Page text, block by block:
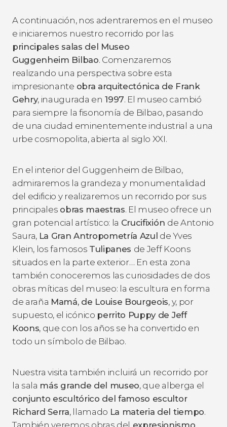
A continuación, nos adentraremos en el museo
e iniciaremos nuestro recorrido por las
principales salas del Museo
Guggenheim Bilbao. Comenzaremos
realizando una perspectiva sobre esta
impresionante obra arquitectónica de Frank
Gehry, inaugurada en 1997. El museo cambió
para siempre la fisonomía de Bilbao, pasando
de una ciudad eminentemente industrial a una
urbe cosmopolita, abierta al siglo XXI.
En el interior del Guggenheim de Bilbao,
admiraremos la grandeza y monumentalidad
del edificio y realizaremos un recorrido por sus
principales obras maestras. El museo ofrece un
gran potencial artístico: la Crucifixión de Antonio
Saura, La Gran Antropometría Azul de Yves
Klein, los famosos Tulipanes de Jeff Koons
situados en la parte exterior… En esta zona
también conoceremos las curiosidades de dos
obras míticas del museo: la escultura en forma
de araña Mamá, de Louise Bourgeois, y, por
supuesto, el icónico perrito Puppy de Jeff
Koons, que con los años se ha convertido en
todo un símbolo de Bilbao.
Nuestra visita también incluirá un recorrido por
la sala más grande del museo, que alberga el
conjunto escultórico del famoso escultor
Richard Serra, llamado La materia del tiempo.
También veremos obras del expresionismo